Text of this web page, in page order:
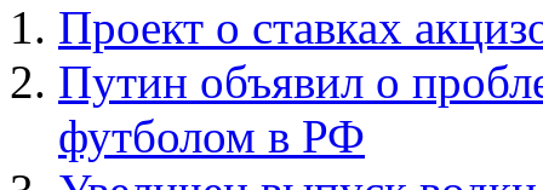
Проект о ставках
Путин объявил о
футболом в РФ